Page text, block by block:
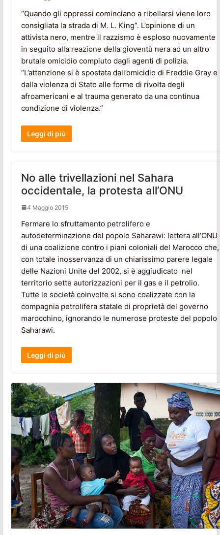
“Quando gli oppressi cominciano a ribellarsi viene loro
consigliata la strada di M. L. King”. L’opinione di un
attivista nero, mentre il razzismo è esploso nuovamente
in seguito alla reazione della gioventù nera ad un altro
brutale omicidio compiuto dagli agenti di polizia.
“L’attenzione si è spostata dall’omicidio di Freddie Gray e
dalla violenza di Stato alle forme di rivolta degli
afroamericani e al trauma generato da una continua
condizione di violenza.”
Leggi di più
No alle trivellazioni nel Sahara
occidentale, la protesta all’ONU
4 Maggio 2015
Fermare lo sfruttamento petrolifero e
autodeterminazione del popolo Saharawi: lettera all’ONU
di una coalizione contro i piani coloniali del Marocco che,
con totale inosservanza di un chiarissimo parere legale
delle Nazioni Unite del 2002, si è aggiudicato nel
territorio sette autorizzazioni per il gas e il petrolio.
Tutte le società coinvolte si sono coalizzate con la
compagnia petrolifera statale di proprietà del governo
marocchino, ignorando le numerose proteste del popolo
Saharawi.
Leggi di più